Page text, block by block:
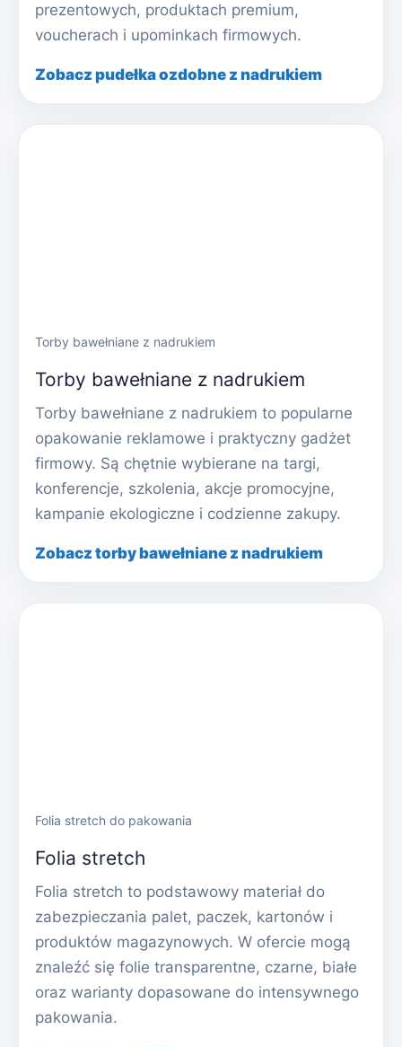
prezentowych, produktach premium,
voucherach i upominkach firmowych.
Zobacz pudełka ozdobne z nadrukiem
Torby bawełniane z nadrukiem
Torby bawełniane z nadrukiem
Torby bawełniane z nadrukiem to popularne
opakowanie reklamowe i praktyczny gadżet
firmowy. Są chętnie wybierane na targi,
konferencje, szkolenia, akcje promocyjne,
kampanie ekologiczne i codzienne zakupy.
Zobacz torby bawełniane z nadrukiem
Folia stretch do pakowania
Folia stretch
Folia stretch to podstawowy materiał do
zabezpieczania palet, paczek, kartonów i
produktów magazynowych. W ofercie mogą
znaleźć się folie transparentne, czarne, białe
oraz warianty dopasowane do intensywnego
pakowania.